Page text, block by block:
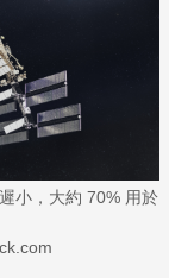
小，大約 70% 用於